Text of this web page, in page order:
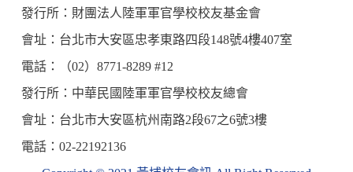
發行所：財團法人陸軍軍官學校校友基金會
會址：台北市大安區忠孝東路四段148號4樓407室
電話：（02）8771-8289 #12
發行所：中華民國陸軍軍官學校校友總會
會址：台北市大安區杭州南路2段67之6號3樓
電話：02-22192136